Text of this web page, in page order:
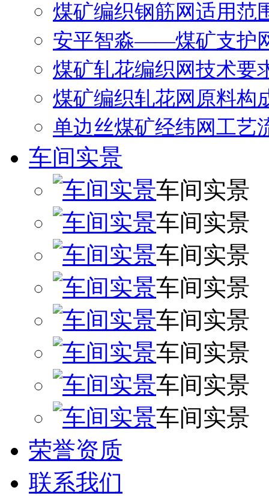
煤矿编织钢筋网适用范
安平智淼——煤矿支护
煤矿轧花编织网技术要
煤矿编织轧花网原料构
单边丝煤矿经纬网工艺
车间实景
车间实景
车间实景
车间实景
车间实景
车间实景
车间实景
车间实景
车间实景
荣誉资质
联系我们